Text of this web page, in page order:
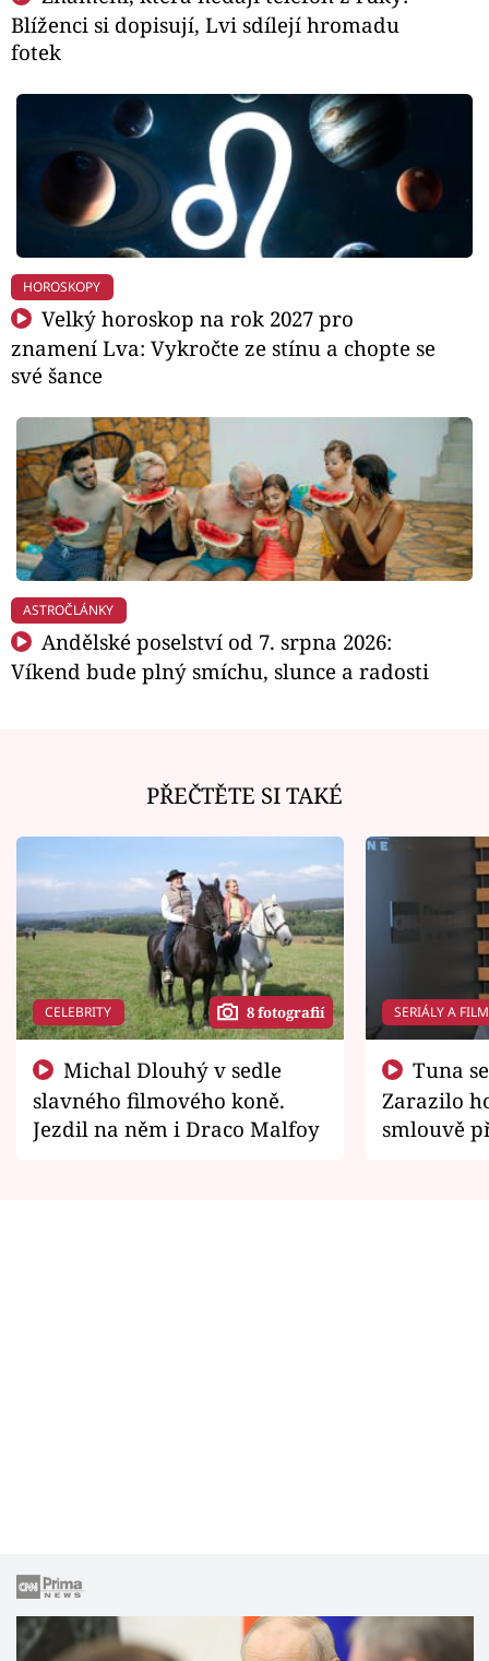
Blíženci si dopisují, Lvi sdílejí hromadu
fotek
HOROSKOPY
Velký horoskop na rok 2027 pro
znamení Lva: Vykročte ze stínu a chopte se
své šance
ASTROČLÁNKY
Andělské poselství od 7. srpna 2026:
Víkend bude plný smíchu, slunce a radosti
PŘEČTĚTE SI TAKÉ
CELEBRITY 8 fotografií
slavného filmového koně.
Jezdil na něm i Draco Malfoy
SERIÁLY A
Zarazilo
smlouvě